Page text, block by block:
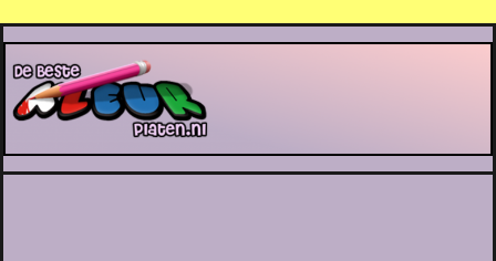
De Beste Kleurplaten